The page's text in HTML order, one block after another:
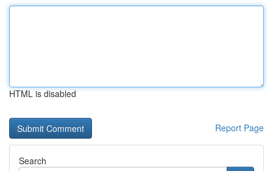
HTML is disabled
Report Page
Search